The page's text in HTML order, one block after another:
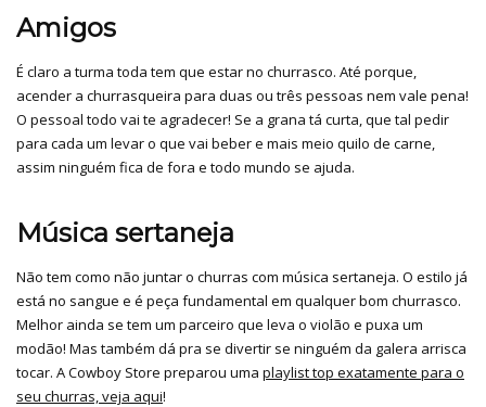
Amigos
É claro a turma toda tem que estar no churrasco. Até porque,
acender a churrasqueira para duas ou três pessoas nem vale pena!
O pessoal todo vai te agradecer! Se a grana tá curta, que tal pedir
para cada um levar o que vai beber e mais meio quilo de carne,
assim ninguém fica de fora e todo mundo se ajuda.
Música sertaneja
Não tem como não juntar o churras com música sertaneja. O estilo já
está no sangue e é peça fundamental em qualquer bom churrasco.
Melhor ainda se tem um parceiro que leva o violão e puxa um
modão! Mas também dá pra se divertir se ninguém da galera arrisca
tocar. A Cowboy Store preparou uma playlist top exatamente para o
seu churras, veja aqui!